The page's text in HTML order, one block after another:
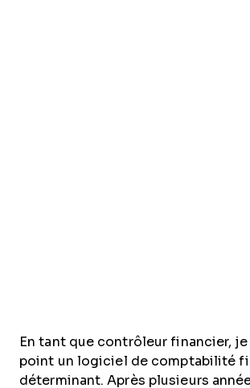
En tant que contrôleur financier, je
point un logiciel de comptabilité
déterminant. Après plusieurs